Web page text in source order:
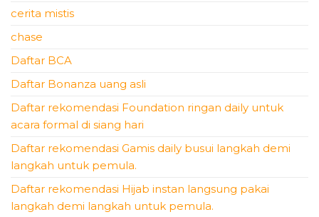
cerita mistis
chase
Daftar BCA
Daftar Bonanza uang asli
Daftar rekomendasi Foundation ringan daily untuk
acara formal di siang hari
Daftar rekomendasi Gamis daily busui langkah demi
langkah untuk pemula.
Daftar rekomendasi Hijab instan langsung pakai
langkah demi langkah untuk pemula.